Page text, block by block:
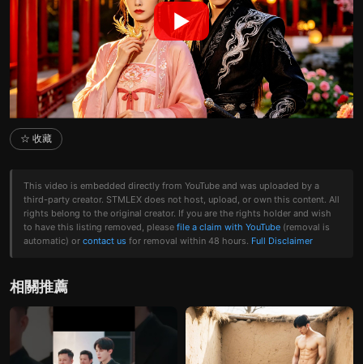
▶
☆ 收藏
This video is embedded directly from YouTube and was uploaded by a
third-party creator. STMLEX does not host, upload, or own this content. All
rights belong to the original creator. If you are the rights holder and wish
to have this listing removed, please file a claim with YouTube (removal is
automatic) or contact us for removal within 48 hours. Full Disclaimer
相關推薦